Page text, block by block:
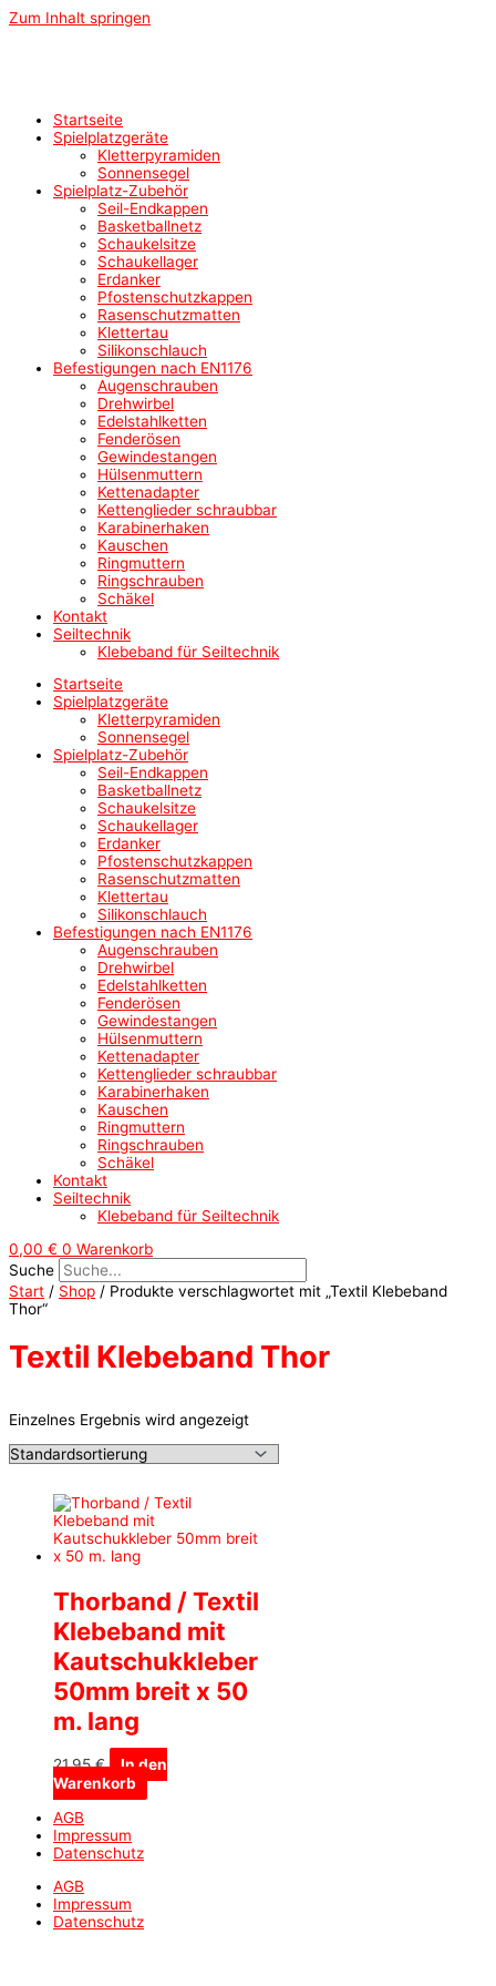
Zum Inhalt springen
Startseite
Spielplatzgeräte
Kletterpyramiden
Sonnensegel
Spielplatz-Zubehör
Seil-Endkappen
Basketballnetz
Schaukelsitze
Schaukellager
Erdanker
Pfostenschutzkappen
Rasenschutzmatten
Klettertau
Silikonschlauch
Befestigungen nach EN1176
Augenschrauben
Drehwirbel
Edelstahlketten
Fenderösen
Gewindestangen
Hülsenmuttern
Kettenadapter
Kettenglieder schraubbar
Karabinerhaken
Kauschen
Ringmuttern
Ringschrauben
Schäkel
Kontakt
Seiltechnik
Klebeband für Seiltechnik
Startseite
Spielplatzgeräte
Kletterpyramiden
Sonnensegel
Spielplatz-Zubehör
Seil-Endkappen
Basketballnetz
Schaukelsitze
Schaukellager
Erdanker
Pfostenschutzkappen
Rasenschutzmatten
Klettertau
Silikonschlauch
Befestigungen nach EN1176
Augenschrauben
Drehwirbel
Edelstahlketten
Fenderösen
Gewindestangen
Hülsenmuttern
Kettenadapter
Kettenglieder schraubbar
Karabinerhaken
Kauschen
Ringmuttern
Ringschrauben
Schäkel
Kontakt
Seiltechnik
Klebeband für Seiltechnik
0,00 € 0 Warenkorb
Suche
Start / Shop / Produkte verschlagwortet mit „Textil Klebeband
Thor“
Textil Klebeband Thor
Einzelnes Ergebnis wird angezeigt
Thorband / Textil
Klebeband mit
Kautschukkleber
50mm breit x 50
m. lang
21,95€
In den
Warenkorb
AGB
Impressum
Datenschutz
AGB
Impressum
Datenschutz